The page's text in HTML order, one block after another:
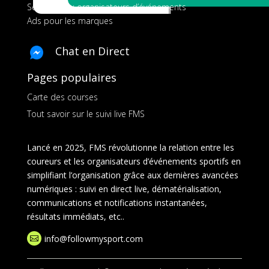
Services aux organisateurs d’événements
Ads pour les marques
Chat en Direct
Pages populaires
Carte des courses
Tout savoir sur le suivi live FMS
Lancé en 2025, FMS révolutionne la relation entre les
coureurs et les organisateurs d’événements sportifs en
simplifiant l’organisation grâce aux dernières avancées
numériques : suivi en direct live, dématérialisation,
communications et notifications instantanées,
résultats immédiats, etc..
 info@followmysport.com